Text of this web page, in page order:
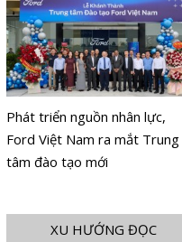
Phát triển nguồn nhân lực,
Ford Việt Nam ra mắt Trung
tâm đào tạo mới
XU HƯỚNG ĐỌC